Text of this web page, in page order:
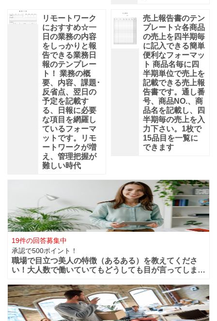
リモートワーク
におすすめ☆一
日の業務の内容
をしっかりと報
告できる業務日
報のテンプレー
ト！ 業務の概
要、内容、課題･
反省点、翌日の
予定を記載す
る、日報に必要
な項目を網羅し
ているフォーマ
ットです。リモ
ートワークが増
え、管理把握が
難しい時代
売上報告書のテン
プレート☆各商品
の売上を四半期毎
に記入できる簡単
便利なフォーマッ
ト 商品名毎に四
半期単位で売上を
記載できる売上報
告書です。通し番
号、商品NO.、商
品名を記載し、四
半期毎の売上を入
力下さい。1枚で
15品目を一覧に
できます
19件の回答募集中
承認で500ポイント！
職場で目立つ美人の特徴（あるある）を教えてくださ
い！大人数で働いていてもどうしても目が言ってしまう
ってしまうような美人は職場ではどの様な行動や特徴が
あるのでしょうか？ファッションセンスが良い